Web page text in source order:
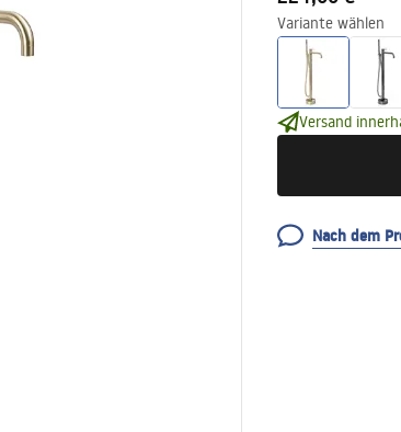
Variante wählen
Versand
Nach dem